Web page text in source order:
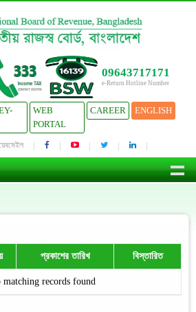
09643717171
e-Return Hotline Number
WEB
PORTAL
CAREER ENGLISH
প্রকাশের তারিখ বিস্তারিত
matching records found